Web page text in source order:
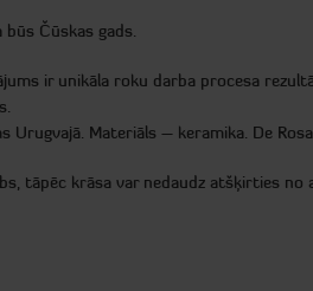
Čūskas gads.
ir unikāla roku darba procesa
Urugvajā. Materiāls – keramika. De
tāpēc krāsa var nedaudz atšķirties no